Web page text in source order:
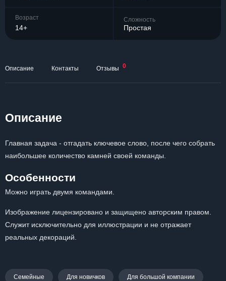
Возраст
14+
Сложность
Простая
Описание Контакты Отзывы 0
Описание
Главная задача - отгадать ключевое слово, после чего собрать
наибольшее количество камней своей команды.
Особенности
Можно играть двумя командами.
Изображение лицензировано и защищено авторским правом.
Служит исключительно для иллюстрации и не отражает
реальных декораций.
Семейные Для новичков Для большой компании